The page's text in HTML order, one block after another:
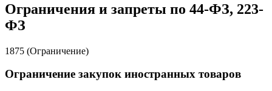
Ограничения и запреты по 44-ФЗ, 223-
ФЗ
1875 (Ограничение)
Ограничение закупок иностранных товаров